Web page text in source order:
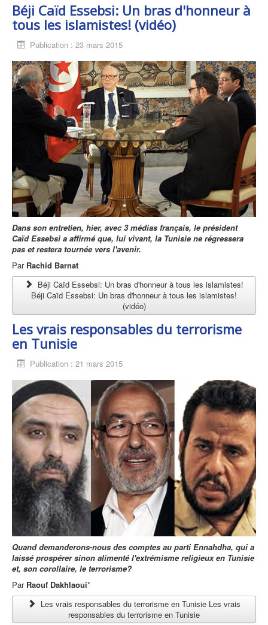
Béji Caïd Essebsi: Un bras d'honneur à
tous les islamistes! (vidéo)
Publication : 23 mars 2015
Dans son entretien, hier, avec 3 médias français, le président
Caïd Essebsi a affirmé que, lui vivant, la Tunisie ne régressera
pas et restera tournée vers l'avenir.
Par Rachid Barnat
Béji Caïd Essebsi: Un bras d'honneur à tous les islamistes!
Béji Caïd Essebsi: Un bras d'honneur à tous les islamistes!
(vidéo)
Les vrais responsables du terrorisme
en Tunisie
Publication : 21 mars 2015
Quand demanderons-nous des comptes au parti Ennahdha, qui a
laissé prospérer sinon alimenté l'extrémisme religieux en Tunisie
et, son corollaire, le terrorisme?
Par Raouf Dakhlaoui*
Les vrais responsables du terrorisme en Tunisie Les vrais
responsables du terrorisme en Tunisie